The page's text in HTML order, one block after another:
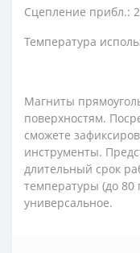
Сцепление прибл.: 2
Температура
Магниты
поверхностям.
сможете
инструменты.
длительный срок
температуры (до 80
универсальное.